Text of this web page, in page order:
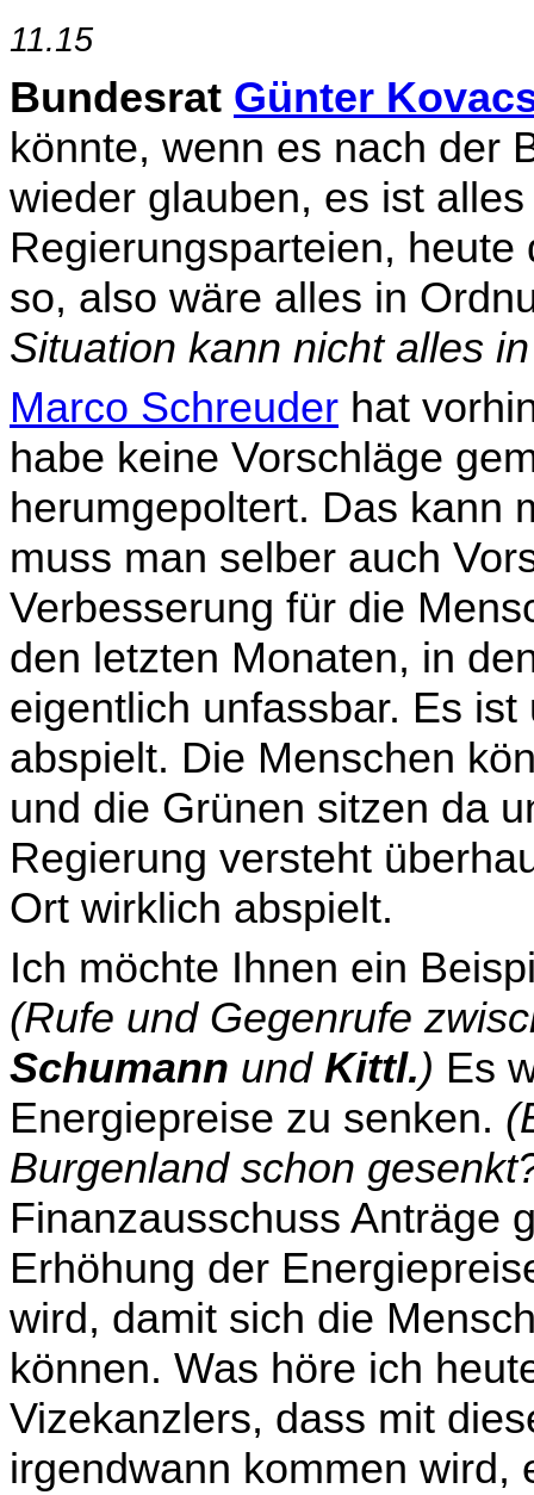
11.15
Bundesrat Günter
könnte, wenn es nach der
wieder glauben, es ist
Regierungsparteien,
so, also wäre alles in
Situation kann nicht alles
Marco Schreuder hat
habe keine Vorschläge
herumgepoltert. Das kann
muss man selber auch
Verbesserung für die
den letzten Monaten, in
eigentlich unfassbar. Es
abspielt. Die Menschen
und die Grünen sitzen da
Regierung versteht
Ort wirklich abspielt.
Ich möchte Ihnen ein
(Rufe und Gegenrufe
Schumann und Kittl.) Es
Energiepreise zu senken.
Burgenland schon
Finanzausschuss Anträge
Erhöhung der
wird, damit sich die
können. Was höre ich
Vizekanzlers, dass mit
irgendwann kommen wird,